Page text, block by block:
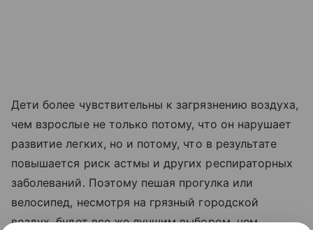
Дети более чувствительны к загрязнению воздуха,
чем взрослые не только потому, что он нарушает
развитие легких, но и потому, что в результате
повышается риск астмы и других респираторных
заболеваний. Поэтому пешая прогулка или
велосипед, несмотря на грязный городской
воздух, будет все же лучшим выбором, чем